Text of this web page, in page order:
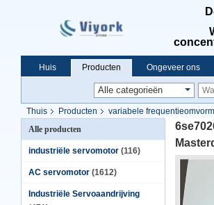
Huis Producten Ongeveer ons
Thuis Producten variabele
Alle producten
industriële servomotor (116)
AC servomotor (1612)
Industriële Servoaandrijving